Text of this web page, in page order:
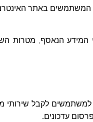
באתר
המידע הנאסף, מטרות
לקבל שירותי
עדכונים.